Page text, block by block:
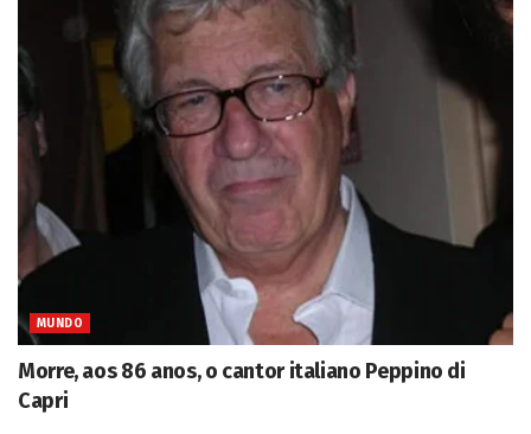
MUNDO
Morre, aos 86 anos, o cantor italiano Peppino di
Capri